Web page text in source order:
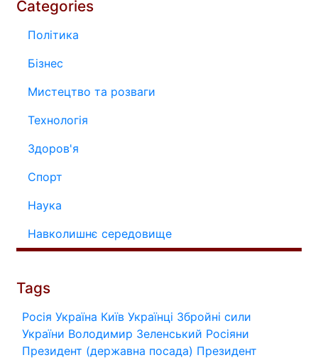
Categories
Політика
Бізнес
Мистецтво та розваги
Технологія
Здоров'я
Спорт
Наука
Навколишнє середовище
Tags
Росія Україна Київ Українці Збройні сили
України Володимир Зеленський Росіяни
Президент (державна посада) Президент